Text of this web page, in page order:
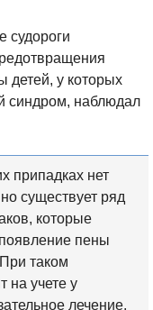
судороги
детей, у которых
синдром, наблюдал
припадках нет
существует ряд
которые
пены
таком
на учете у
лечение.